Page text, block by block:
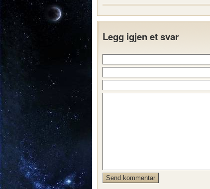
Legg igjen et svar